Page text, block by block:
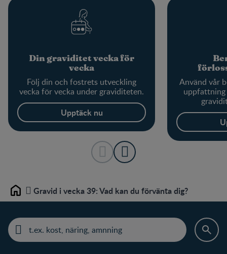
Din graviditet vecka för
vecka
Följ din och fostrets utveckling
vecka för vecka under graviditeten.
Upptäck nu
Använd vår
Home Gravid i vecka 39: Vad kan du förvänta dig?